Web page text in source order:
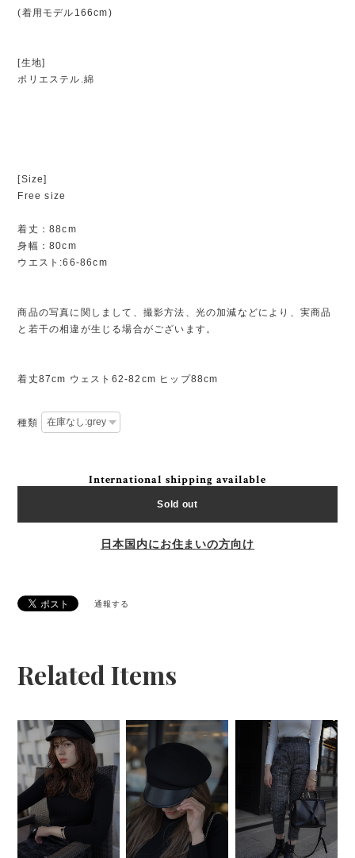
(着用モデル166cm)
[生地]
ポリエステル.綿
[Size]
Free size
着丈：88cm
身幅：80cm
ウエスト:66-86cm
商品の写真に関しまして、撮影方法、光の加減などにより、実商品
と若干の相違が生じる場合がございます。
着丈87cm ウェスト62-82cm ヒップ88cm
種類
International shipping available
Sold out
日本国内にお住まいの方向け
通報する
Related Items